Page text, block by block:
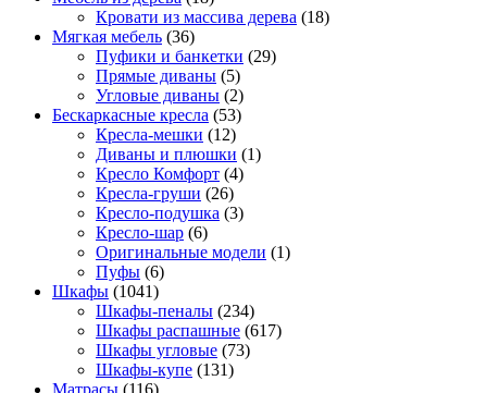
Кровати из массива дерева (18)
Мягкая мебель (36)
Пуфики и банкетки (29)
Прямые диваны (5)
Угловые диваны (2)
Бескаркасные кресла (53)
Кресла-мешки (12)
Диваны и плюшки (1)
Кресло Комфорт (4)
Кресла-груши (26)
Кресло-подушка (3)
Кресло-шар (6)
Оригинальные модели (1)
Пуфы (6)
Шкафы (1041)
Шкафы-пеналы (234)
Шкафы распашные (617)
Шкафы угловые (73)
Шкафы-купе (131)